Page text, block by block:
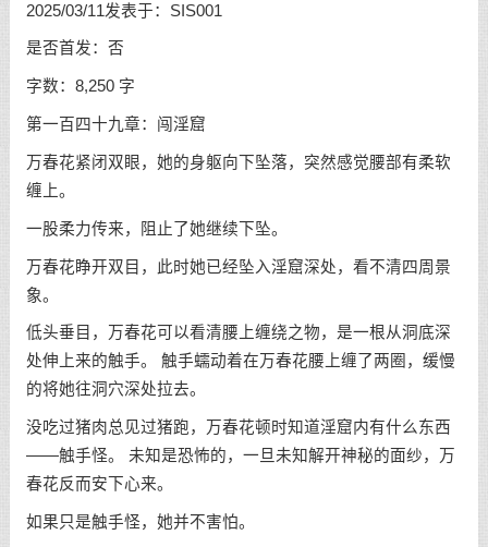
2025/03/11发表于：SIS001
是否首发：否
字数：8,250 字
第一百四十九章：闯淫窟
万春花紧闭双眼，她的身躯向下坠落，突然感觉腰部有柔软
缠上。
一股柔力传来，阻止了她继续下坠。
万春花睁开双目，此时她已经坠入淫窟深处，看不清四周景
象。
低头垂目，万春花可以看清腰上缠绕之物，是一根从洞底深
处伸上来的触手。 触手蠕动着在万春花腰上缠了两圈，缓慢
的将她往洞穴深处拉去。
没吃过猪肉总见过猪跑，万春花顿时知道淫窟内有什么东西
——触手怪。 未知是恐怖的，一旦未知解开神秘的面纱，万
春花反而安下心来。
如果只是触手怪，她并不害怕。